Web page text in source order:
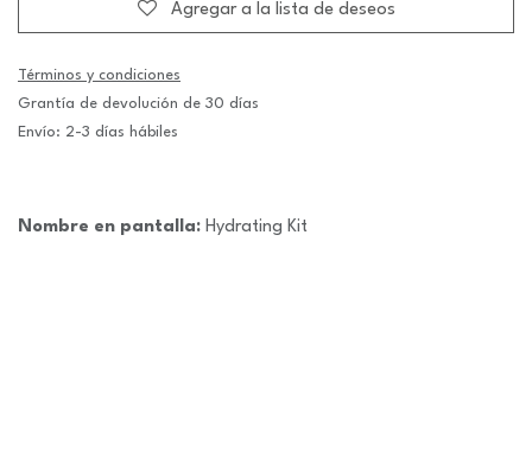
Agregar a la lista de deseos
Términos y condiciones
Grantía de devolución de 30 días
Envío: 2-3 días hábiles
Nombre en pantalla: Hydrating Kit